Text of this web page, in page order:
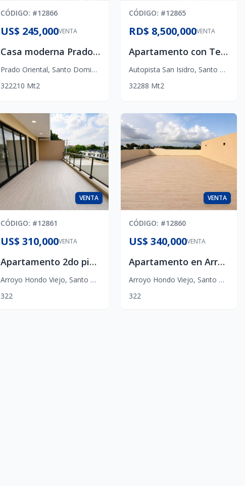
CÓDIGO: #12866
VENTA
US$ 245,000
Casa moderna Prado oriental
Prado Oriental, Santo Domingo Este
322210 Mt2
CÓDIGO: #12865
VENTA
RD$ 8,500,000
Apartamento con Terraza Privada en San Isidro | RD$8.5 Millones
Autopista San Isidro, Santo Domingo Este
32288 Mt2
VENTA
CÓDIGO: #12861
VENTA
US$ 310,000
Apartamento 2do piso con terraza privada, 3 habitaciones
Arroyo Hondo Viejo, Santo Domingo D.N.
322
VENTA
CÓDIGO: #12860
VENTA
US$ 340,000
Apartamento en Arroyo Hondo Viejo con amplia terraza privada, 3 habitaciones
Arroyo Hondo Viejo, Santo Domingo D.N.
322